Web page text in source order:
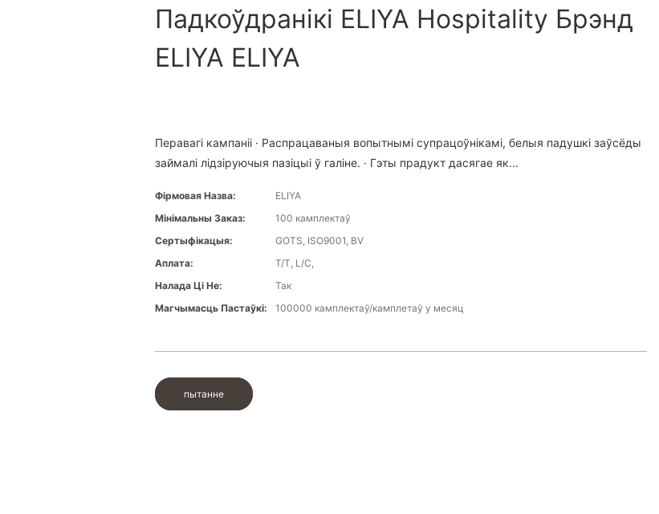
Bahasa Indonesia
Падкоўдранікі ELIYA Hospitality Брэнд
ELIYA ELIYA
Перавагі кампаніі · Распрацаваныя вопытнымі супрацоўнікамі, белыя падушкі заўсёды
займалі лідзіруючыя пазіцыі ў галіне. · Гэты прадукт дасягае як...
Фірмовая Назва:
ELIYA
Мінімальны Заказ:
100 камплектаў
Сертыфікацыя:
GOTS, ISO9001, BV
Аплата:
T/T, L/C,
Налада Ці Не:
Так
Магчымасць Пастаўкі:
100000 камплектаў/камплетаў у месяц
пытанне